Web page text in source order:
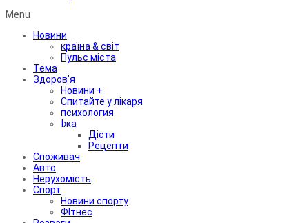
Menu
Новини
країна & світ
Пульс міста
Тема
Здоров’я
Новини +
Спитайте у лікаря
психология
Їжа
Дієти
Рецепти
Споживач
Авто
Нерухомість
Спорт
Новини спорту
ФІтнес